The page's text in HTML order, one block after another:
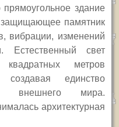
здание
защищающее памятник
вибрации, изменений
Естественный свет
метров
создавая единство
внешнего мира.
архитектурная